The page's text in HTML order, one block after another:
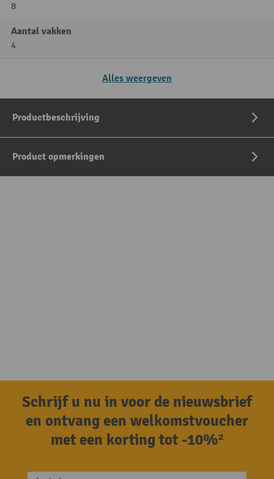
8
Aantal vakken
4
Alles weergeven
Productbeschrijving
Product opmerkingen
Schrijf u nu in voor de nieuwsbrief
en ontvang een welkomstvoucher
met een korting tot -10%²